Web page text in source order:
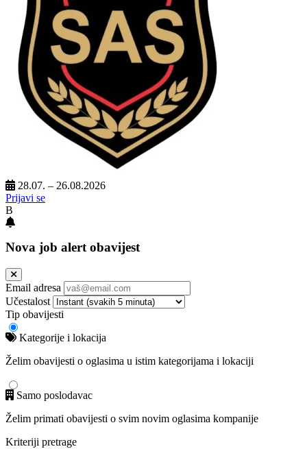
28.07. – 26.08.2026
Prijavi se
B
Nova job alert obavijest
Email adresa
Učestalost
Tip obavijesti
Kategorije i lokacija
Želim obavijesti o oglasima u istim kategorijama i lokaciji
Samo poslodavac
Želim primati obavijesti o svim novim oglasima kompanije
Kriteriji pretrage